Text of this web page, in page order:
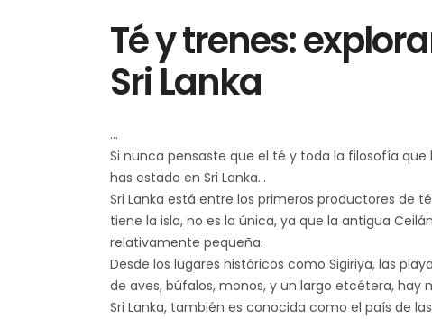
Té y trenes:
Sri Lanka
Si nunca pensaste que el té y toda la filosofía
has estado en Sri Lanka...
Sri Lanka está entre los primeros productores de
tiene la isla, no es la única, ya que la antigua
relativamente pequeña.
Desde los lugares históricos como Sigiriya, las
de aves, búfalos, monos, y un largo etcétera, hay
Sri Lanka, también es conocida como el país de